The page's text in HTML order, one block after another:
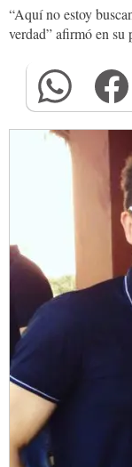
“Aquí no estoy
verdad” afirmó en su